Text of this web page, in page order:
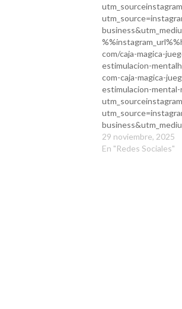
com/caja-magica-
estimulacion-
com-caja-magica-
estimulacion-
29 noviembre, 2025
En "Redes Sociales"